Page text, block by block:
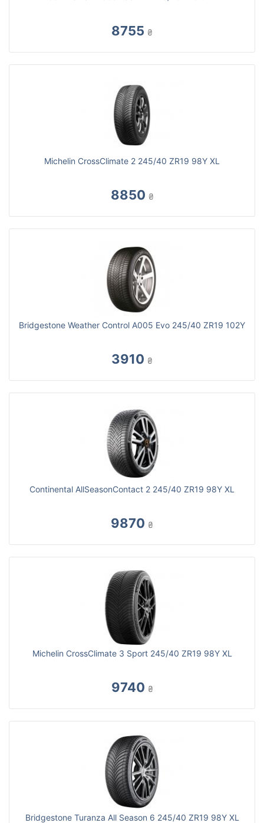
8755 ₴
Michelin CrossClimate 2 245/40 ZR19 98Y XL
8850 ₴
Bridgestone Weather Control A005 Evo 245/40 ZR19 102Y
3910 ₴
Continental AllSeasonContact 2 245/40 ZR19 98Y XL
9870 ₴
Michelin CrossClimate 3 Sport 245/40 ZR19 98Y XL
9740 ₴
Bridgestone Turanza All Season 6 245/40 ZR19 98Y XL